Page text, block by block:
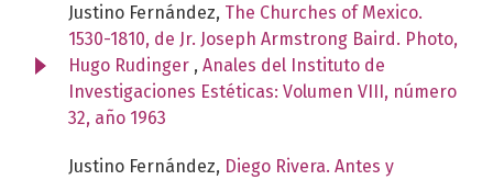
Justino Fernández, The Churches of Mexico.
1530-1810, de Jr. Joseph Armstrong Baird. Photo,
Hugo Rudinger , Anales del Instituto de
Investigaciones Estéticas: Volumen VIII, número
32, año 1963
Justino Fernández, Diego Rivera. Antes y